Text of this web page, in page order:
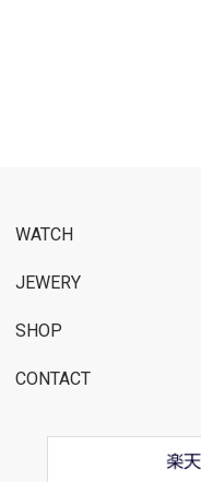
WATCH
JEWERY
SHOP
CONTACT